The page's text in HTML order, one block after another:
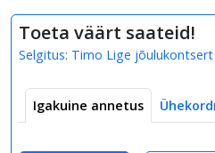
Toeta väärt saateid!
Selgitus: Timo Lige jõulukontsert
Igakuine annetus